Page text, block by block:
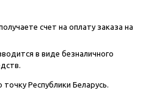
счет на оплату заказа на
в виде безналичного
Республики Беларусь.